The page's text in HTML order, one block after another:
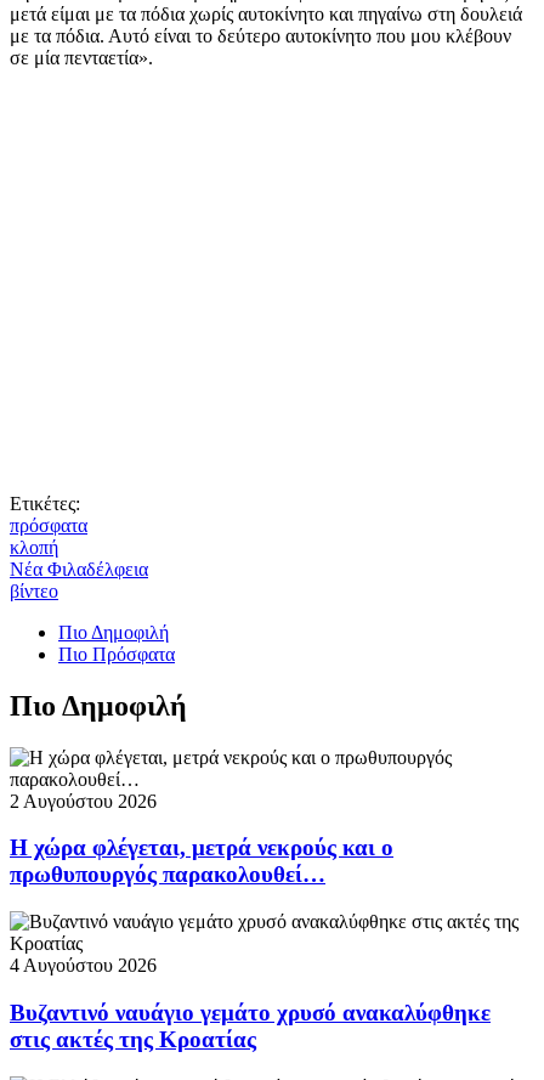
μετά είμαι με τα πόδια χωρίς αυτοκίνητο και πηγαίνω στη δουλειά
με τα πόδια. Αυτό είναι το δεύτερο αυτοκίνητο που μου κλέβουν
σε μία πενταετία».
Ετικέτες:
πρόσφατα
κλοπή
Νέα Φιλαδέλφεια
βίντεο
Πιο Δημοφιλή
Πιο Πρόσφατα
Πιο Δημοφιλή
2 Αυγούστου 2026
Η χώρα φλέγεται, μετρά νεκρούς και ο
πρωθυπουργός παρακολουθεί…
4 Αυγούστου 2026
Βυζαντινό ναυάγιο γεμάτο χρυσό ανακαλύφθηκε
στις ακτές της Κροατίας